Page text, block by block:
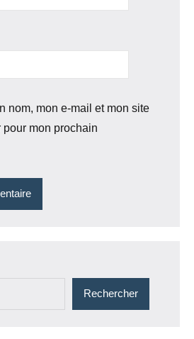
nom, mon e-mail et mon site
mon prochain
Rechercher